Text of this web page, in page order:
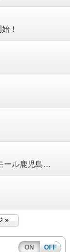
！
ール鹿児島…
»
ON OFF